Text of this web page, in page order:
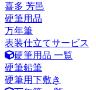
喜多 芳邑
硬筆用品
万年筆
表装仕立てサービス
硬筆用品 一覧
硬筆鉛筆
硬筆用下敷き